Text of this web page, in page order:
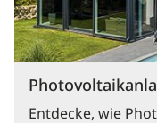
Entdecke, wie